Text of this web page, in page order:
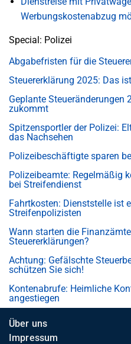
Werbungskostenabzug
Special: Polizei
Abgabefristen für die
Steuererklärung 2025: Das
Geplante Steueränderungen
zukommt
Spitzensportler der Polizei:
das Nachsehen
Polizeibeschäftigte sparen
Polizeibeamte: Regelmäßig
bei Streifendienst
Fahrtkosten: Dienststelle ist
Streifenpolizisten
Wann starten die
Steuererklärungen?
Achtung: Gefälschte
schützen Sie sich!
Kontenabrufe: Heimliche
angestiegen
Über uns
Impressum